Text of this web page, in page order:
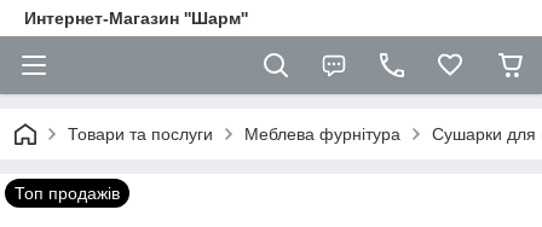
Интернет-Магазин ''Шарм''
Товари та послуги Меблева фурнітура Сушарки для
Топ продажів